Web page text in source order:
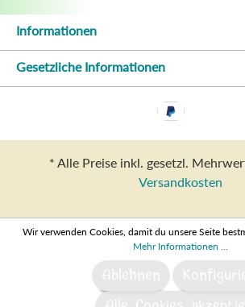
Informationen
Gesetzliche Informationen
* Alle Preise inkl. gesetzl.
Versandkosten
Wir verwenden Cookies, damit du unsere Seite
Mehr Informationen ...